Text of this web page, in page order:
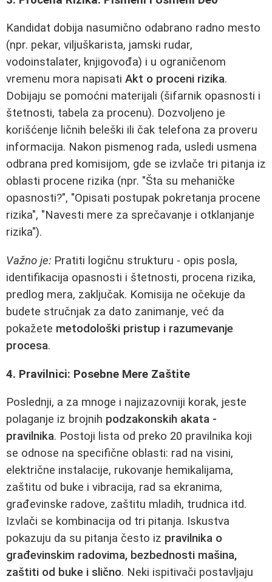
Kandidat dobija nasumično odabrano radno mesto
(npr. pekar, viljuškarista, jamski rudar,
vodoinstalater, knjigovođa) i u ograničenom
vremenu mora napisati Akt o proceni rizika.
Dobijaju se pomoćni materijali (šifarnik opasnosti i
štetnosti, tabela za procenu). Dozvoljeno je
korišćenje ličnih beleški ili čak telefona za proveru
informacija. Nakon pismenog rada, usledi usmena
odbrana pred komisijom, gde se izvlače tri pitanja iz
oblasti procene rizika (npr. "Šta su mehaničke
opasnosti?", "Opisati postupak pokretanja procene
rizika", "Navesti mere za sprečavanje i otklanjanje
rizika").
Važno je: Pratiti logičnu strukturu - opis posla,
identifikacija opasnosti i štetnosti, procena rizika,
predlog mera, zaključak. Komisija ne očekuje da
budete stručnjak za dato zanimanje, već da
pokažete metodološki pristup i razumevanje
procesa.
4. Pravilnici: Posebne Mere Zaštite
Poslednji, a za mnoge i najizazovniji korak, jeste
polaganje iz brojnih podzakonskih akata -
pravilnika. Postoji lista od preko 20 pravilnika koji
se odnose na specifične oblasti: rad na visini,
električne instalacije, rukovanje hemikalijama,
zaštitu od buke i vibracija, rad sa ekranima,
građevinske radove, zaštitu mladih, trudnica itd.
Izvlači se kombinacija od tri pitanja. Iskustva
pokazuju da su pitanja često iz pravilnika o
građevinskim radovima, bezbednosti mašina,
zaštiti od buke i slično. Neki ispitivači postavljaju